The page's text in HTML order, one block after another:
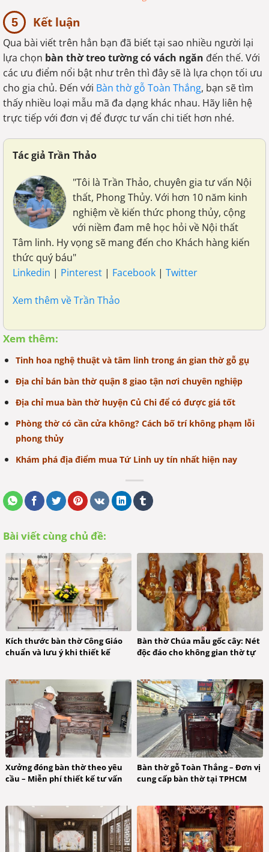
Kết luận
Qua bài viết trên hẳn bạn đã biết tại sao nhiều người lại
lựa chọn bàn thờ treo tường có vách ngăn đến thế. Với
các ưu điểm nổi bật như trên thì đây sẽ là lựa chọn tối ưu
cho gia chủ. Đến với Bàn thờ gỗ Toàn Thắng, bạn sẽ tìm
thấy nhiều loại mẫu mã đa dạng khác nhau. Hãy liên hệ
trực tiếp với đơn vị để được tư vấn chi tiết hơn nhé.
Tác giả Trần Thảo
"Tôi là Trần Thảo, chuyên gia tư vấn Nội
thất, Phong Thủy. Với hơn 10 năm kinh
nghiệm về kiến thức phong thủy, cộng
với niềm đam mê học hỏi về Nội thất
Tâm linh. Hy vọng sẽ mang đến cho Khách hàng kiến
thức quý báu"
Linkedin | Pinterest | Facebook | Twitter
Xem thêm về Trần Thảo
Xem thêm:
Tinh hoa nghệ thuật và tâm linh trong án gian thờ gỗ gụ
Địa chỉ bán bàn thờ quận 8 giao tận nơi chuyên nghiệp
Địa chỉ mua bàn thờ huyện Củ Chi để có được giá tốt
Phòng thờ có cần cửa không? Cách bố trí không phạm lỗi
phong thủy
Khám phá địa điểm mua Tứ Linh uy tín nhất hiện nay
Bài viết cùng chủ đề:
Kích thước bàn thờ Công Giáo
chuẩn và lưu ý khi thiết kế
Bàn thờ Chúa mẫu gốc cây: Nét
độc đáo cho không gian thờ tự
Xưởng đóng bàn thờ theo yêu
cầu – Miễn phí thiết kế tư vấn
Bàn thờ gỗ Toàn Thắng – Đơn vị
cung cấp bàn thờ tại TPHCM